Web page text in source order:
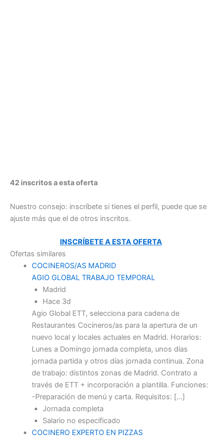
42 inscritos a esta oferta
Nuestro consejo: inscríbete si tienes el perfil, puede que se
ajuste más que el de otros inscritos.
INSCRÍBETE A ESTA OFERTA
Ofertas similares
COCINEROS/AS MADRID
AGIO GLOBAL TRABAJO TEMPORAL
Madrid
Hace 3d
Agio Global ETT, selecciona para cadena de
Restaurantes Cocineros/as para la apertura de un
nuevo local y locales actuales en Madrid. Horarios:
Lunes a Domingo jornada completa, unos días
jornada partida y otros días jornada continua. Zona
de trabajo: distintos zonas de Madrid. Contrato a
través de ETT + incorporación a plantilla. Funciones:
-Preparación de menú y carta. Requisitos: […]
Jornada completa
Salario no especificado
COCINERO EXPERTO EN PIZZAS